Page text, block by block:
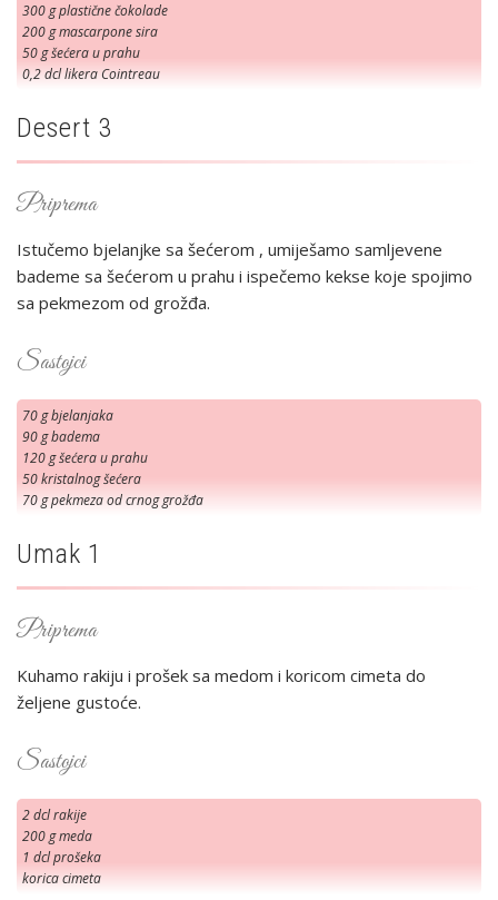
300 g plastične čokolade
200 g mascarpone sira
50 g šećera u prahu
0,2 dcl likera Cointreau
Desert 3
Priprema
Istučemo bjelanjke sa šećerom , umiješamo samljevene
bademe sa šećerom u prahu i ispečemo kekse koje spojimo
sa pekmezom od grožđa.
Sastojci
70 g bjelanjaka
90 g badema
120 g šećera u prahu
50 kristalnog šećera
70 g pekmeza od crnog grožđa
Umak 1
Priprema
Kuhamo rakiju i prošek sa medom i koricom cimeta do
željene gustoće.
Sastojci
2 dcl rakije
200 g meda
1 dcl prošeka
korica cimeta